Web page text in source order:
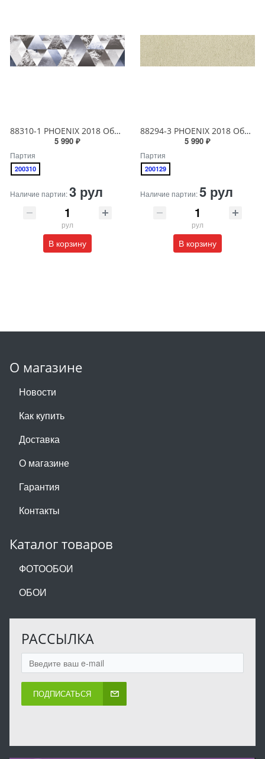
88310-1 PHOENIX 2018 Обои виниловые на бумажной основе 1.06*15.6
5 990 ₽
Партия
200310
Наличие партии:3 рул
рул
В корзину
88294-3 PHOENIX 2018 Обои виниловые на бумажной основе 1.06*15.6
5 990 ₽
Партия
200129
Наличие партии:5 рул
рул
В корзину
О магазине
Новости
Как купить
Доставка
О магазине
Гарантия
Контакты
Каталог товаров
ФОТООБОИ
ОБОИ
РАССЫЛКА
ПОДПИСАТЬСЯ